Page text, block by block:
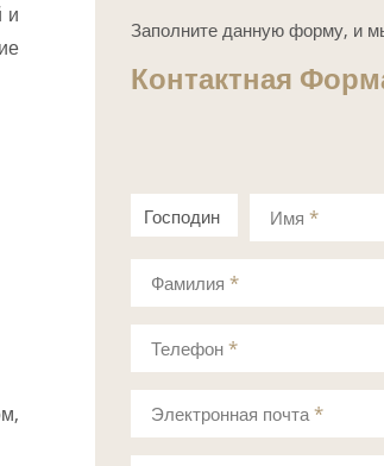
и
Заполните данную форму, и
Контактная
Господин
Госпожа
Имя*
Телефон*
Фамилия*
Электронная почта*